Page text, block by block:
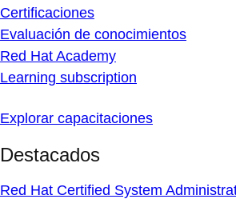
Certificaciones
Evaluación de conocimientos
Red Hat Academy
Learning subscription
Explorar capacitaciones
Destacados
Red Hat Certified System